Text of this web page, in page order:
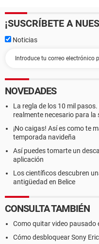
¡SUSCRÍBETE A
Noticias
NOVEDADES
La regla de los 10 mil
realmente necesario para la
¡No caigas! Así es como te
temporada navideña
Así puedes tomarte un
aplicación
Los científicos descubren
antigüedad en Belice
CONSULTA TAMBIÉN
Como quitar video pausado
Cómo desbloquear Sony